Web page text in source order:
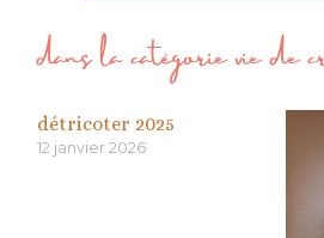
dans la catégorievie de
détricoter 2025
12 janvier 2026